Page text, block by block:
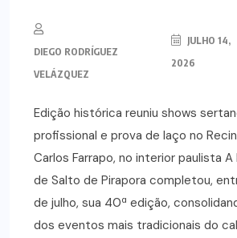
DIEGO RODRÍGUEZ
VELÁZQUEZ
JULHO 14,
2026
Edição histórica reuniu shows
profissional e prova de laço no
Carlos Farrapo, no interior paulista
de Salto de Pirapora completou,
de julho, sua 40ª edição,
dos eventos mais tradicionais do